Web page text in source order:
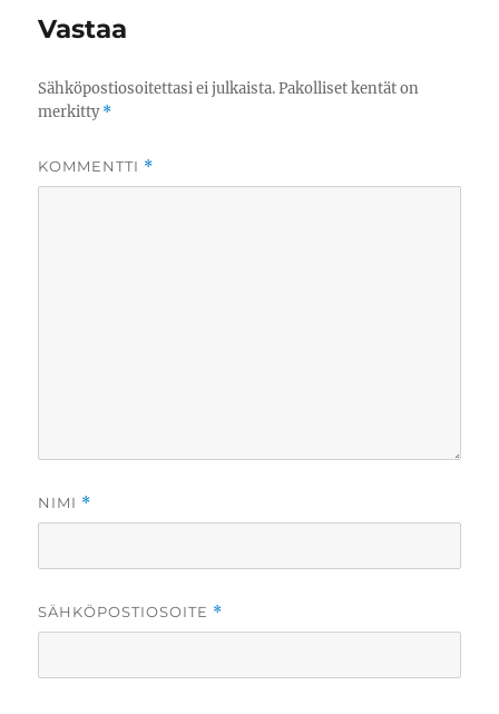
Vastaa
Sähköpostiosoitettasi ei julkaista. Pakolliset kentät on
merkitty*
KOMMENTTI *
NIMI *
SÄHKÖPOSTIOSOITE *